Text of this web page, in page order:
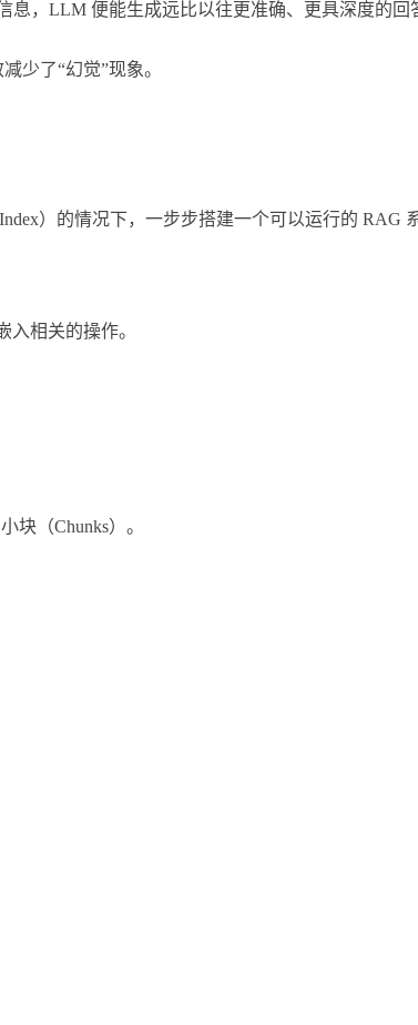
，LLM 便能生成远比以往更准确、更具深度的回
少了“幻觉”现象。
）的情况下，一步步搭建一个可以运行的 RAG
相关的操作。
块（Chunks）。